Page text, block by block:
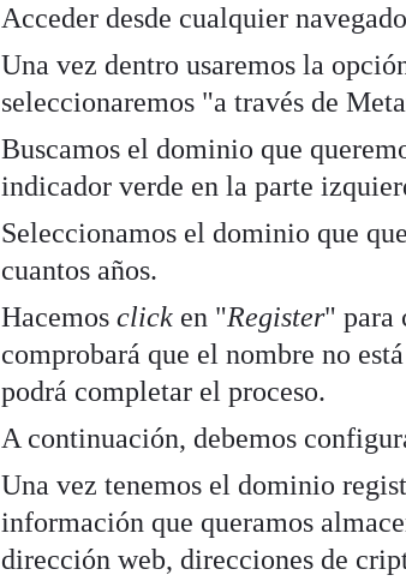
Acceder desde cualquier
Una vez dentro usaremos la
seleccionaremos "a través de
Buscamos el dominio que
indicador verde en la parte
Seleccionamos el dominio que
cuantos años.
Hacemosclick en "Register" para
comprobará que el nombre no
podrá completar el proceso.
A continuación, debemos
Una vez tenemos el dominio
información que queramos
dirección web, direcciones de